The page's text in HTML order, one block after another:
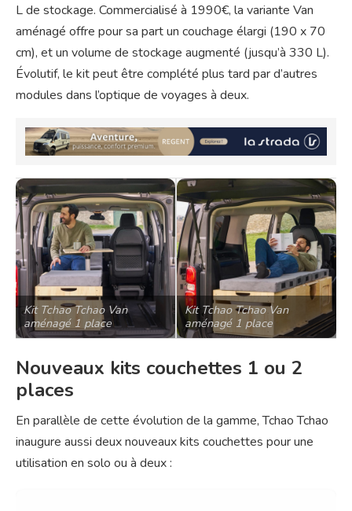
L de stockage. Commercialisé à 1990€, la variante Van
aménagé offre pour sa part un couchage élargi (190 x 70
cm), et un volume de stockage augmenté (jusqu’à 330 L).
Évolutif, le kit peut être complété plus tard par d’autres
modules dans l’optique de voyages à deux.
Kit Tchao Tchao Van
aménagé 1 place
Kit Tchao Tchao Van
aménagé 1 place
Nouveaux kits couchettes 1 ou 2
places
En parallèle de cette évolution de la gamme, Tchao Tchao
inaugure aussi deux nouveaux kits couchettes pour une
utilisation en solo ou à deux :